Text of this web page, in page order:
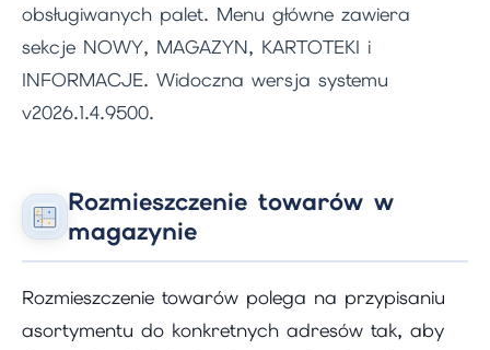
obsługiwanych palet. Menu główne zawiera
sekcje NOWY, MAGAZYN, KARTOTEKI i
INFORMACJE. Widoczna wersja systemu
v2026.1.4.9500.
Rozmieszczenie towarów w
magazynie
Rozmieszczenie towarów polega na przypisaniu
asortymentu do konkretnych adresów tak, aby